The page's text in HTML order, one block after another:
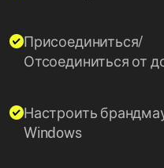
Присоединиться/
Отсоединиться от
Настроить
Windows